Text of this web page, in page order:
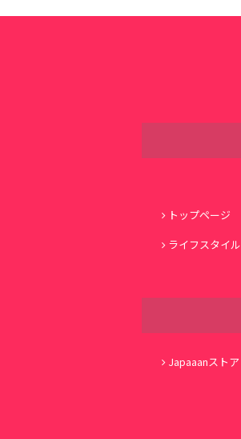
トップページ
ライフスタイル
Japaaanストア